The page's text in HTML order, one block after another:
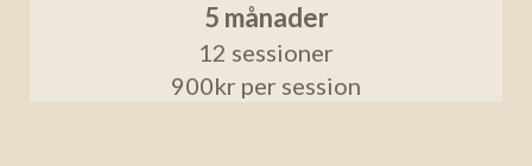
5 månader
12 sessioner
900kr per session